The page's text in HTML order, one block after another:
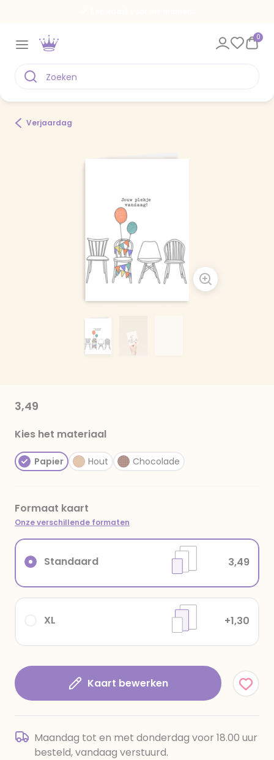
0
Verjaardag
3,49
Kies het materiaal
Papier Hout Chocolade
Formaat kaart
Onze verschillende formaten
XL +1,30
Standaard 3,49
Kaart bewerken
Maandag tot en met donderdag voor 18.00 uur
besteld, vandaag verstuurd.